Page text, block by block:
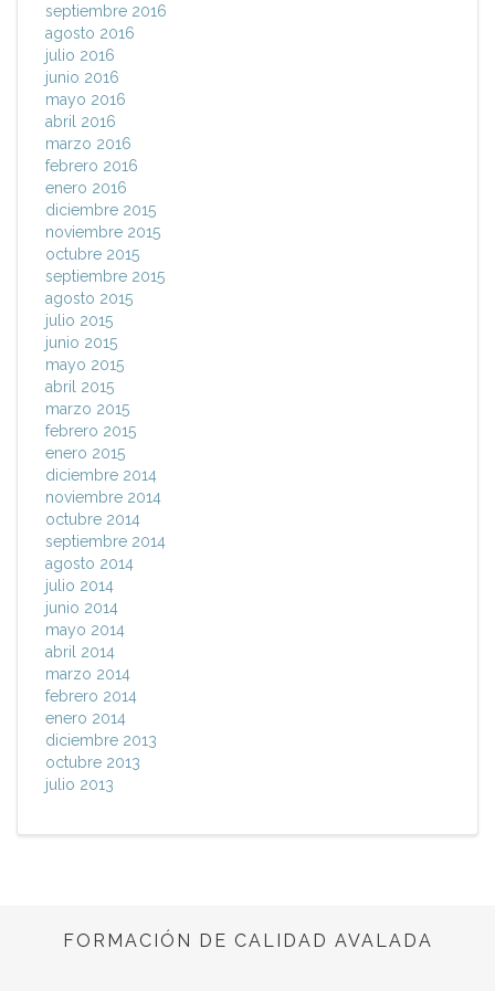
septiembre 2016
agosto 2016
julio 2016
junio 2016
mayo 2016
abril 2016
marzo 2016
febrero 2016
enero 2016
diciembre 2015
noviembre 2015
octubre 2015
septiembre 2015
agosto 2015
julio 2015
junio 2015
mayo 2015
abril 2015
marzo 2015
febrero 2015
enero 2015
diciembre 2014
noviembre 2014
octubre 2014
septiembre 2014
agosto 2014
julio 2014
junio 2014
mayo 2014
abril 2014
marzo 2014
febrero 2014
enero 2014
diciembre 2013
octubre 2013
julio 2013
FORMACIÓN DE CALIDAD AVALADA